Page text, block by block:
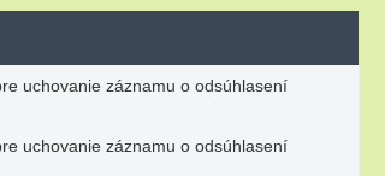
uchovanie záznamu o odsúhlasení
uchovanie záznamu o odsúhlasení